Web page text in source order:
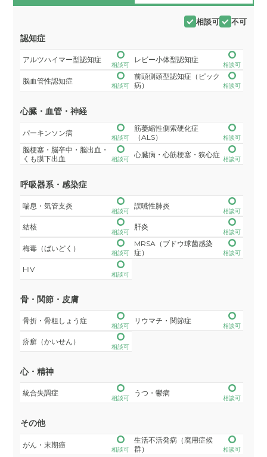
相談可 不可
認知症
アルツハイマー型認知症
相談可
レビー小体型認知症
相談可
脳血管性認知症
相談可
前頭側頭型認知症（ピック
病）
相談可
心臓・血管・神経
パーキンソン病
相談可
筋萎縮性側索硬化症
（ALS）
相談可
脳梗塞・脳卒中・脳出血・
くも膜下出血
相談可
心臓病・心筋梗塞・狭心症
相談可
呼吸器系・感染症
喘息・気管支炎
相談可
誤嚥性肺炎
相談可
結核
相談可
肝炎
相談可
梅毒（ばいどく）
相談可
MRSA（ブドウ球菌感染
症）
相談可
HIV
相談可
骨・関節・皮膚
骨折・骨粗しょう症
相談可
リウマチ・関節症
相談可
疥癬（かいせん）
相談可
心・精神
統合失調症
相談可
うつ・鬱病
相談可
その他
がん・末期癌
相談可
生活不活発病（廃用症候
群）
相談可